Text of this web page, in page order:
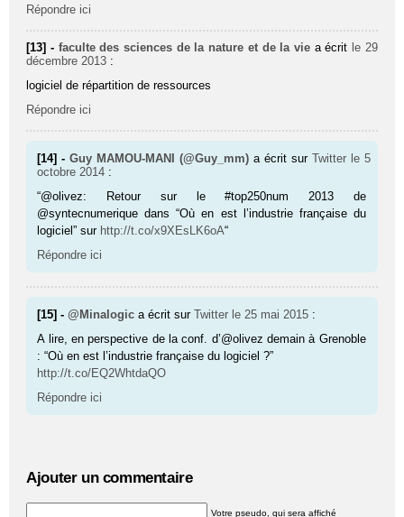
Répondre ici
[13] - faculte des sciences de la nature et de la vie a écrit le 29
décembre 2013 :
logiciel de répartition de ressources
Répondre ici
[14] -Guy MAMOU-MANI (@Guy_mm) a écrit sur Twitter le 5
octobre 2014 :
“@olivez: Retour sur le #top250num 2013 de
@syntecnumerique dans “Où en est l’industrie française du
logiciel” sur http://t.co/x9XEsLK6oA“
Répondre ici
[15] -@Minalogic a écrit surTwitter le 25 mai 2015 :
A lire, en perspective de la conf. d’@olivez demain à Grenoble
: “Où en est l’industrie française du logiciel ?”
http://t.co/EQ2WhtdaQO
Répondre ici
Ajouter un commentaire
Votre pseudo, qui sera affiché